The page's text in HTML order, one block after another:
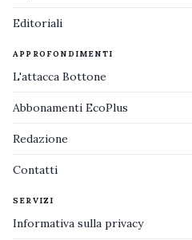
Editoriali
APPROFONDIMENTI
L'attacca Bottone
Abbonamenti EcoPlus
Redazione
Contatti
SERVIZI
Informativa sulla privacy